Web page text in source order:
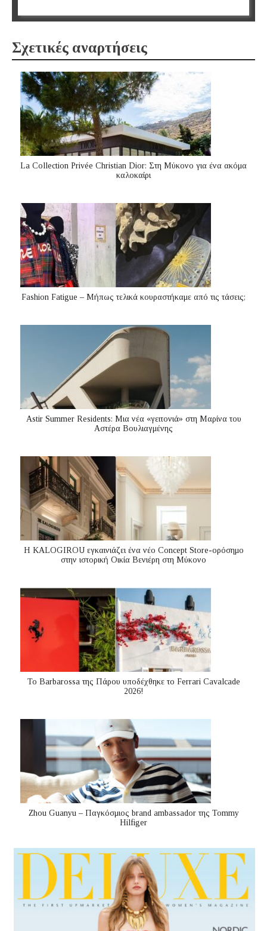
Σχετικές αναρτήσεις
La Collection Privée Christian Dior: Στη Μύκονο για ένα ακόμα
καλοκαίρι
Fashion Fatigue – Μήπως τελικά κουραστήκαμε από τις τάσεις;
Astir Summer Residents: Μια νέα «γειτονιά» στη Μαρίνα του
Αστέρα Βουλιαγμένης
Η KALOGIROU εγκαινιάζει ένα νέο Concept Store-ορόσημο
στην ιστορική Οικία Βενιέρη στη Μύκονο
Το Barbarossa της Πάρου υποδέχθηκε το Ferrari Cavalcade
2026!
Zhou Guanyu – Παγκόσμιος brand ambassador της Tommy
Hilfiger